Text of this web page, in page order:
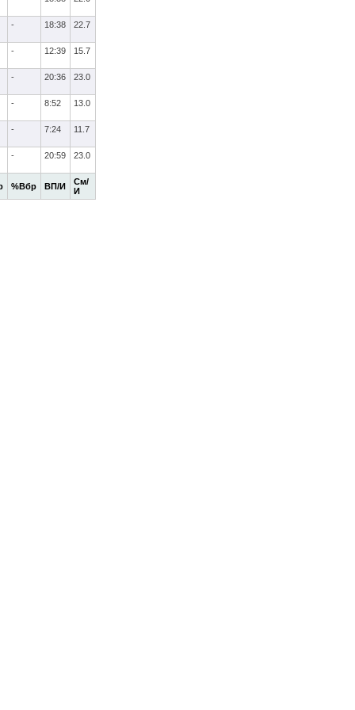
%Вбр ВП/И
См/
И
- 18:38 22.7
- 12:39 15.7
- 20:36 23.0
- 8:52 13.0
- 7:24 11.7
- 20:59 23.0